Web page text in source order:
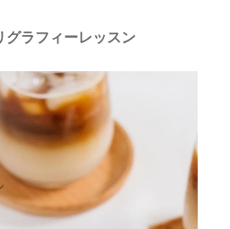
グラフィーレッスン